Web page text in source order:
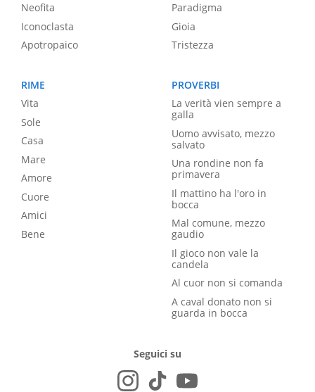
Neofita
Iconoclasta
Apotropaico
Paradigma
Gioia
Tristezza
RIME
Vita
Sole
Casa
Mare
Amore
Cuore
Amici
Bene
PROVERBI
La verità vien sempre a
galla
Uomo avvisato, mezzo
salvato
Una rondine non fa
primavera
Il mattino ha l'oro in
bocca
Mal comune, mezzo
gaudio
Il gioco non vale la
candela
Al cuor non si comanda
A caval donato non si
guarda in bocca
Seguici su